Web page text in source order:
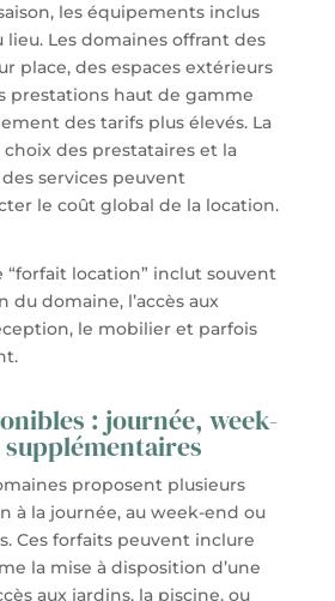
les équipements inclus
Les domaines offrant des
place, des espaces extérieurs
prestations haut de gamme
des tarifs plus élevés. La
des prestataires et la
services peuvent
le coût global de la location.
“forfait location” inclut souvent
du domaine, l’accès aux
le mobilier et parfois
: journée, week-
proposent plusieurs
à la journée, au week-end ou
Ces forfaits peuvent inclure
la mise à disposition d’une
aux jardins, la piscine, ou